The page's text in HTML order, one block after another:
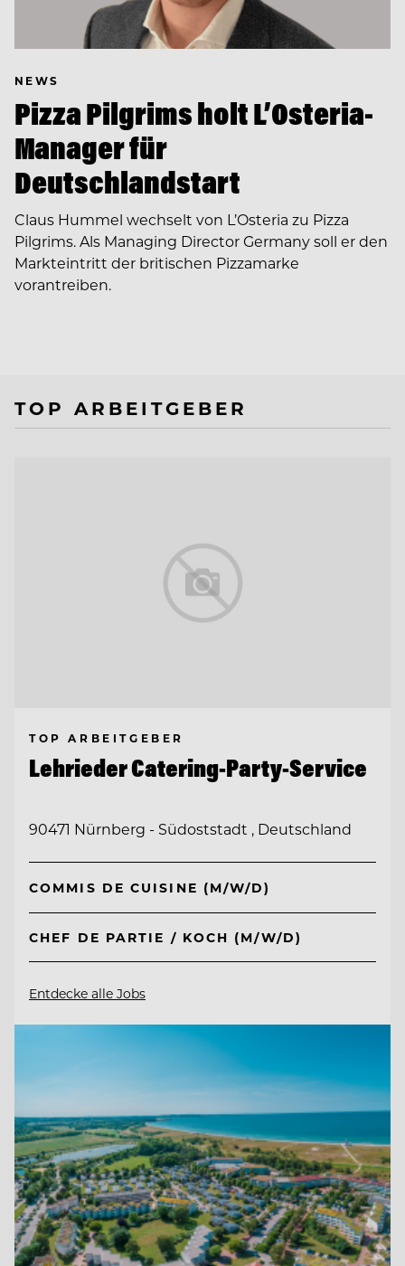
NEWS
Pizza Pilgrims holt L’Osteria-
Manager für
Deutschlandstart
Claus Hummel wechselt von L’Osteria zu Pizza
Pilgrims. Als Managing Director Germany soll er den
Markteintritt der britischen Pizzamarke
vorantreiben.
TOP ARBEITGEBER
TOP ARBEITGEBER
Lehrieder Catering-Party-Service
90471 Nürnberg - Südoststadt , Deutschland
COMMIS DE CUISINE (M/W/D)
CHEF DE PARTIE / KOCH (M/W/D)
Entdecke alle Jobs